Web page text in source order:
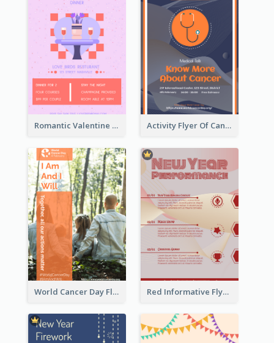
Romantic Valentine Dating Restaurant Discount Flyer Design Activity Flyer Of Cancer Talk In Dark Colour Tone
World Cancer Day Flyer In Light Colour Tone With Photo Red Informative Flyers With Simple Graphics